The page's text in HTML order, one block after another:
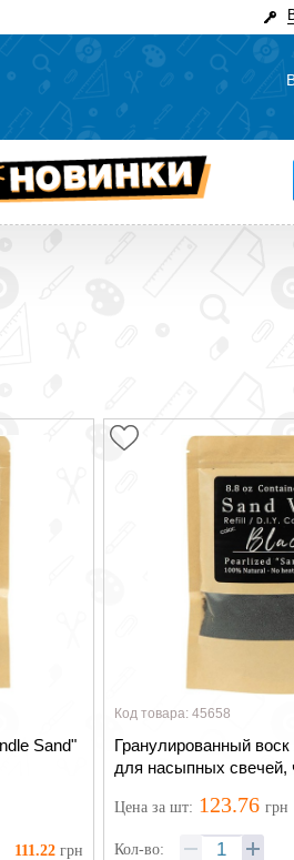
Sand"
111.22 грн
Код товара: 45658
Гранулированный воск
для насыпных свечей,
Ценаза шт: 123.76 грн
Кол-во: